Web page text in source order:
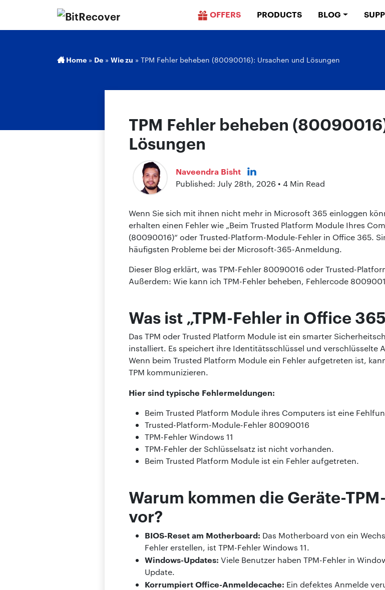
OFFERS PRODUCTS BLOG
Home » De » Wie zu » TPM Fehler beheben (80090016): Ursachen und Lösungen
TPM Fehler beheben
Lösungen
Naveendra Bisht
Published: July 28th, 2026 • 4 Min Read
Wenn Sie sich mit ihnen nicht mehr in Microsoft 365 einloggen
erhalten einen Fehler wie „Beim Trusted Platform Module Ihres
(80090016)“ oder Trusted-Platform-Module-Fehler in Office 365.
häufigsten Probleme bei der Microsoft-365-Anmeldung.
Dieser Blog erklärt, was TPM-Fehler 80090016 oder Trusted-
Außerdem: Wie kann ich TPM-Fehler beheben, Fehlercode
Was ist „TPM-Fehler in Office
Das TPM oder Trusted Platform Module ist ein smarter
installiert. Es speichert ihre Identitätsschlüssel und verschlüsselte
Wenn beim Trusted Platform Module ein Fehler aufgetreten ist,
TPM kommunizieren.
Hier sind typische Fehlermeldungen:
Beim Trusted Platform Module ihres Computers ist eine
Trusted-Platform-Module-Fehler 80090016
TPM-Fehler Windows 11
TPM-Fehler der Schlüsselsatz ist nicht vorhanden.
Beim Trusted Platform Module ist ein Fehler aufgetreten.
Warum kommen die Geräte-
vor?
BIOS-Reset am Motherboard: Das Motherboard von ein
Fehler erstellen, ist TPM-Fehler Windows 11.
Windows-Updates: Viele Benutzer haben TPM-Fehler in
Update.
Korrumpiert Office-Anmeldecache: Ein defektes Anmelde